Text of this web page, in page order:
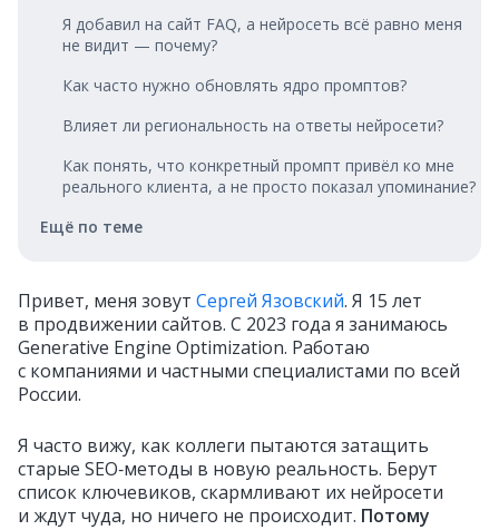
Я добавил на сайт FAQ, а нейросеть всё равно меня
не видит — почему?
Как часто нужно обновлять ядро промптов?
Влияет ли региональность на ответы нейросети?
Как понять, что конкретный промпт привёл ко мне
реального клиента, а не просто показал упоминание?
Ещё по теме
Привет, меня зовут Сергей Язовский. Я 15 лет
в продвижении сайтов. С 2023 года я занимаюсь
Generative Engine Optimization. Работаю
с компаниями и частными специалистами по всей
России.
Я часто вижу, как коллеги пытаются затащить
старые SEO‑методы в новую реальность. Берут
список ключевиков, скармливают их нейросети
и ждут чуда, но ничего не происходит. Потому